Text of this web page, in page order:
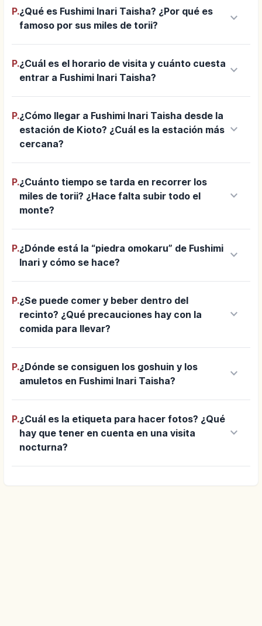
P.¿Qué es Fushimi Inari Taisha? ¿Por qué es
famoso por sus miles de torii?
keyboard_arrow_down
P.¿Cuál es el horario de visita y cuánto cuesta
entrar a Fushimi Inari Taisha?
keyboard_arrow_down
P.¿Cómo llegar a Fushimi Inari Taisha desde la
estación de Kioto? ¿Cuál es la estación más
cercana?
keyboard_arrow_down
P.¿Cuánto tiempo se tarda en recorrer los
miles de torii? ¿Hace falta subir todo el
monte?
keyboard_arrow_down
P.¿Dónde está la “piedra omokaru” de Fushimi
Inari y cómo se hace?
keyboard_arrow_down
P.¿Se puede comer y beber dentro del
recinto? ¿Qué precauciones hay con la
comida para llevar?
keyboard_arrow_down
P.¿Dónde se consiguen los goshuin y los
amuletos en Fushimi Inari Taisha?
keyboard_arrow_down
P.¿Cuál es la etiqueta para hacer fotos? ¿Qué
hay que tener en cuenta en una visita
nocturna?
keyboard_arrow_down